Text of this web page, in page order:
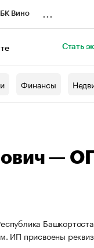
Вино
Стать
Финансы
—
ИП присвоены